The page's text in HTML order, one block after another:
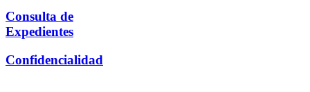
Consulta de
Expedientes
Confidencialidad